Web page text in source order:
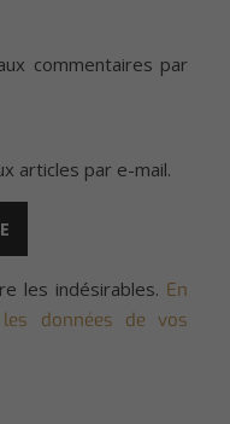
commentaires par
articles par e-mail.
les indésirables. En
données de vos